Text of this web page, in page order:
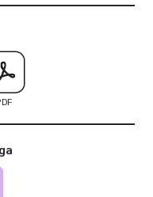
os nossos gabaritos